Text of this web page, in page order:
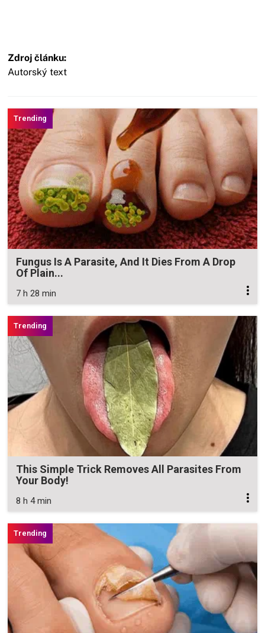
Zdroj článku:
Autorský text
Fungus Is A Parasite, And It Dies From A Drop
Of Plain...
7 h 28 min
This Simple Trick Removes All Parasites From
Your Body!
8 h 4 min